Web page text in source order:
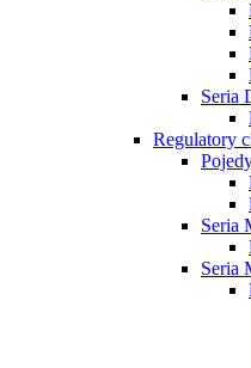
Seria
Regulatory
Seria
Seria